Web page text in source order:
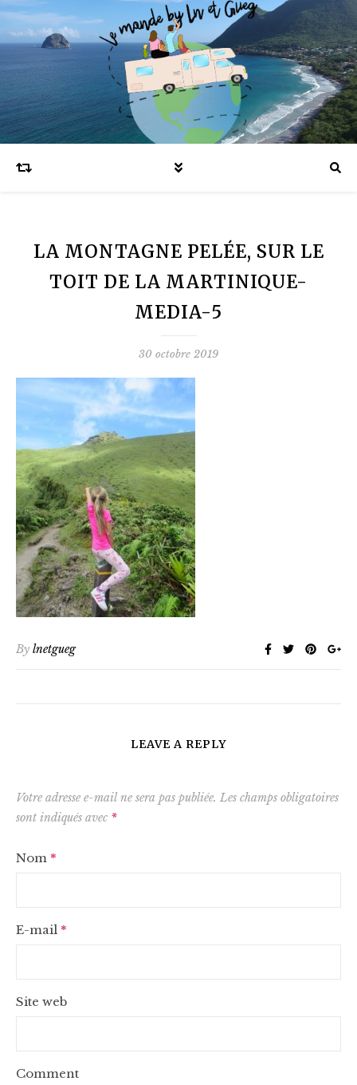
Blog voyages en famille et expatriation
LA MONTAGNE PELÉE, SUR LE
TOIT DE LA MARTINIQUE-
MEDIA-5
30 octobre 2019
By lnetgueg
LEAVE A REPLY
Votre adresse e-mail ne sera pas publiée. Les champs obligatoires
sont indiqués avec *
Nom *
E-mail *
Site web
Comment